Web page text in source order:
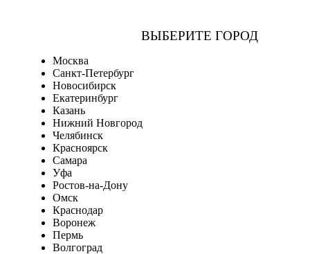
ВЫБЕРИТЕ ГОРОД
Москва
Санкт-Петербург
Новосибирск
Екатеринбург
Казань
Нижний Новгород
Челябинск
Красноярск
Самара
Уфа
Ростов-на-Дону
Омск
Краснодар
Воронеж
Пермь
Волгоград